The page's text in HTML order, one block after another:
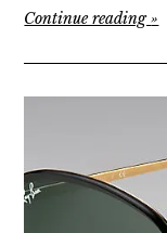
Continue reading»